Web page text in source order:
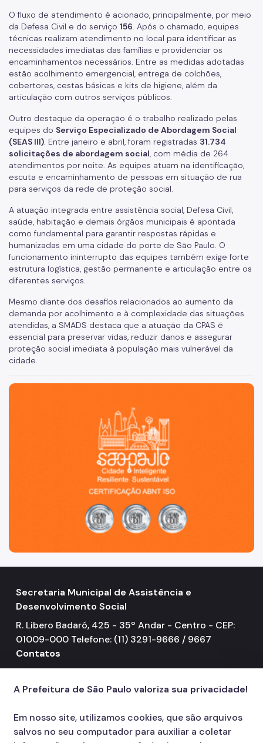
ESPASO
Biblioteca
Materiais Públicos
Gestão de Pessoas
Interno (NACI)
Política de Atendimento ao Cidadão (PAC)
Requerimento Eletrônico de Comunicação com Órgãos de
Justiça
Qualifica SUAS
O fluxo de atendimento é acionado, principalmente, por meio
da Defesa Civil e do serviço 156. Após o chamado, equipes
técnicas realizam atendimento no local para identificar as
necessidades imediatas das famílias e providenciar os
encaminhamentos necessários. Entre as medidas adotadas
estão acolhimento emergencial, entrega de colchões,
cobertores, cestas básicas e kits de higiene, além da
articulação com outros serviços públicos.
Outro destaque da operação é o trabalho realizado pelas
equipes do Serviço Especializado de Abordagem Social
(SEAS III). Entre janeiro e abril, foram registradas 31.734
solicitações de abordagem social, com média de 264
atendimentos por noite. As equipes atuam na identificação,
escuta e encaminhamento de pessoas em situação de rua
para serviços da rede de proteção social.
A atuação integrada entre assistência social, Defesa Civil,
saúde, habitação e demais órgãos municipais é apontada
como fundamental para garantir respostas rápidas e
humanizadas em uma cidade do porte de São Paulo. O
funcionamento ininterrupto das equipes também exige forte
estrutura logística, gestão permanente e articulação entre os
diferentes serviços.
Mesmo diante dos desafios relacionados ao aumento da
demanda por acolhimento e à complexidade das situações
atendidas, a SMADS destaca que a atuação da CPAS é
essencial para preservar vidas, reduzir danos e assegurar
proteção social imediata à população mais vulnerável da
cidade.
São Paulo, cidade inteligente, resiliente e sustentável
Secretaria Municipal de Assistência e
Desenvolvimento Social
R. Libero Badaró, 425 - 35º Andar - Centro - CEP:
01009-000 Telefone: (11) 3291-9666 / 9667
Contatos
156
A Prefeitura de São Paulo valoriza sua privacidade!
Em nosso site, utilizamos cookies, que são arquivos
salvos no seu computador para auxiliar a coletar